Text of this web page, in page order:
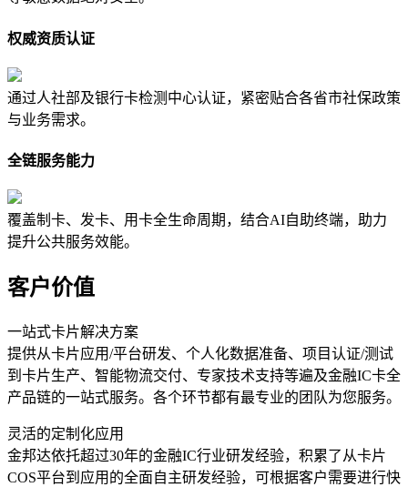
权威资质认证
通过人社部及银行卡检测中心认证，紧密贴合各省市社保政策
与业务需求。
全链服务能力
覆盖制卡、发卡、用卡全生命周期，结合AI自助终端，助力
提升公共服务效能。
客户价值
一站式卡片解决方案
提供从卡片应用/平台研发、个人化数据准备、项目认证/测试
到卡片生产、智能物流交付、专家技术支持等遍及金融IC卡全
产品链的一站式服务。各个环节都有最专业的团队为您服务。
灵活的定制化应用
金邦达依托超过30年的金融IC行业研发经验，积累了从卡片
COS平台到应用的全面自主研发经验，可根据客户需要进行快